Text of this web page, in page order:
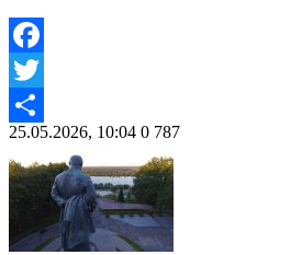
Facebook
Twitter
Share
25.05.2026, 10:04 0 787